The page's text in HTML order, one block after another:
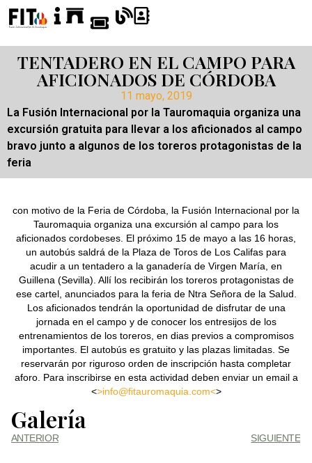
TENTADERO EN EL CAMPO PARA
AFICIONADOS DE CÓRDOBA
11 mayo, 2019
La Fusión Internacional por la Tauromaquia organiza una
excursión gratuita para llevar a los aficionados al campo
bravo junto a algunos de los toreros protagonistas de la
feria
con motivo de la Feria de Córdoba, la Fusión Internacional por la
Tauromaquia organiza una excursión al campo para los
aficionados cordobeses. El próximo 15 de mayo a las 16 horas,
un autobús saldrá de la Plaza de Toros de Los Califas para
acudir a un tentadero a la ganadería de Virgen María, en
Guillena (Sevilla). Allí los recibirán los toreros protagonistas de
ese cartel, anunciados para la feria de Ntra Señora de la Salud.
Los aficionados tendrán la oportunidad de disfrutar de una
jornada en el campo y de conocer los entresijos de los
entrenamientos de los toreros, en dias previos a compromisos
importantes. El autobús es gratuito y las plazas limitadas. Se
reservarán por riguroso orden de inscripción hasta completar
aforo. Para inscribirse en esta actividad deben enviar un email a
<>info@fitauromaquia.com<>
Galería
ANTERIOR SIGUIENTE